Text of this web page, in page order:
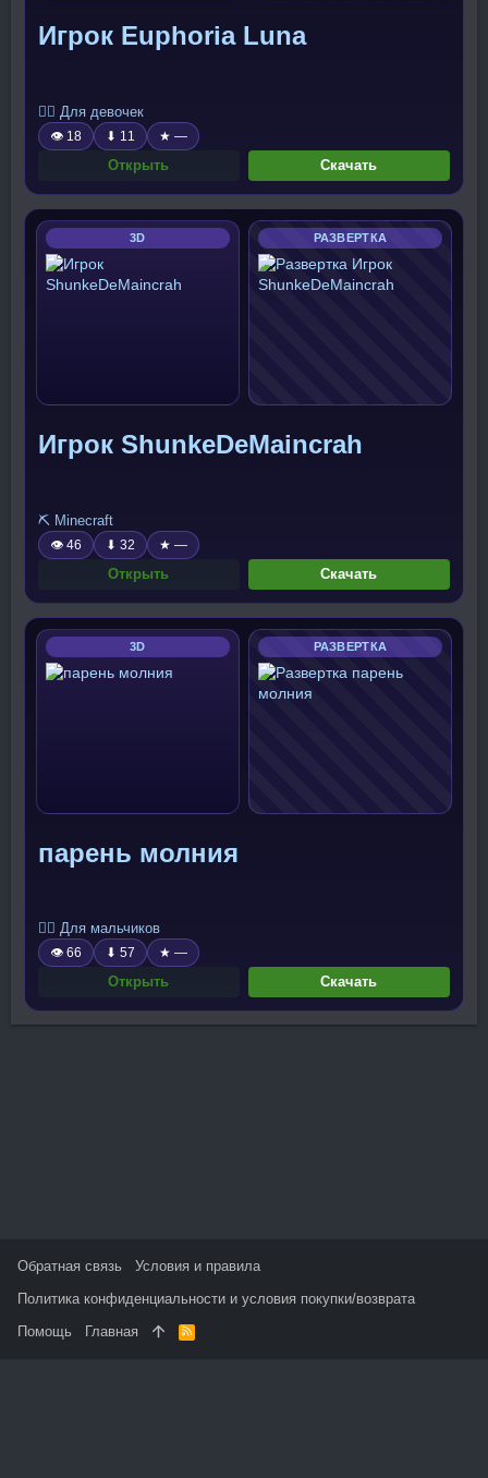
Игрок Euphoria Luna
🧍‍♀️ Для девочек
👁 18 ⬇ 11 ★ —
Открыть Скачать
3D РАЗВЕРТКА
Игрок ShunkeDeMaincrah
⛏️ Minecraft
👁 46 ⬇ 32 ★ —
Открыть Скачать
3D РАЗВЕРТКА
парень молния
🧍‍♂️ Для мальчиков
👁 66 ⬇ 57 ★ —
Открыть Скачать
Обратная связь
Условия и правила
Политика конфиденциальности и условия покупки/возврата
Помощь
Главная
R